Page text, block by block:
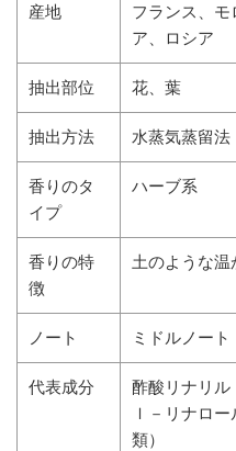
産地
フランス、モ
ア、ロシア
抽出部位 花、葉
抽出方法 水蒸気蒸留法
香りのタ
イプ
ハーブ系
香りの特
徴
土のような温
ノート ミドルノート
代表成分
酢酸リナリ
ｌ－リナロ
類）